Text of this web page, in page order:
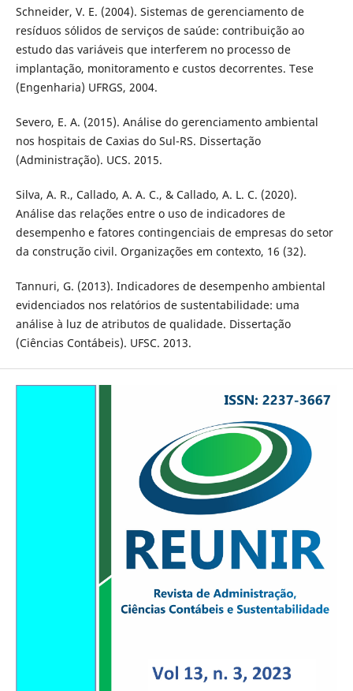
Schneider, V. E. (2004). Sistemas de gerenciamento de
resíduos sólidos de serviços de saúde: contribuição ao
estudo das variáveis que interferem no processo de
implantação, monitoramento e custos decorrentes. Tese
(Engenharia) UFRGS, 2004.
Severo, E. A. (2015). Análise do gerenciamento ambiental
nos hospitais de Caxias do Sul-RS. Dissertação
(Administração). UCS. 2015.
Silva, A. R., Callado, A. A. C., & Callado, A. L. C. (2020).
Análise das relações entre o uso de indicadores de
desempenho e fatores contingenciais de empresas do setor
da construção civil. Organizações em contexto, 16 (32).
Tannuri, G. (2013). Indicadores de desempenho ambiental
evidenciados nos relatórios de sustentabilidade: uma
análise à luz de atributos de qualidade. Dissertação
(Ciências Contábeis). UFSC. 2013.